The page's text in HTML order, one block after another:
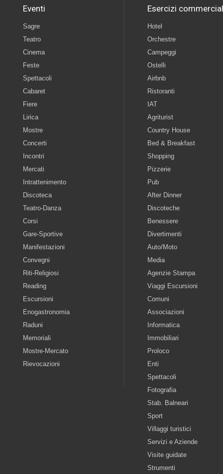
Eventi
Sagre
Teatro
Cinema
Feste
Spettacoli
Cabaret
Fiere
Lirica
Mostre
Concerti
Incontri
Mercati
Intrattenimento
Discoteca
Teatro-Danza
Corsi
Gare-Sportive
Manifestazioni
Convegni
Riti-Religiosi
Reading
Escursioni
Enogastronomia
Raduni
Memoriali
Mostre-Mercato
Rievocazioni
Esercizi
Hotel
Orchestre
Campeggi
Ostelli
Airbnb
Ristoranti
IAT
Agriturist
Country House
Bed & Breakfast
Shopping
Pizzerie
Pub
After Dinner
Discoteche
Benessere
Divertimenti
Auto/Moto
Media
Agenzie Stampa
Viaggi Escursioni
Comuni
Associazioni
Informatica
Immobiliari
Proloco
Enti
Spettacoli
Fotografia
Stab. Balneari
Sport
Villaggi turistici
Servizi e Aziende
Visite guidate
Strumenti